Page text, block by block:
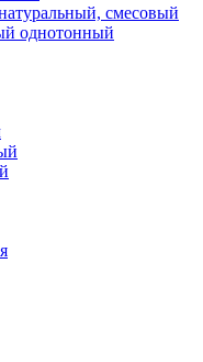
смесовый
однотонный